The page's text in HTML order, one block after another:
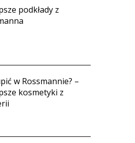
podkłady z
w Rossmannie? –
kosmetyki z